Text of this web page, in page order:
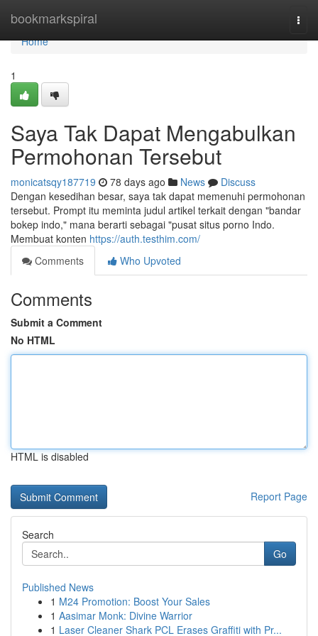
bookmarkspiral
Home
Home
1
Saya Tak Dapat Mengabulkan
Permohonan Tersebut
monicatsqy187719 78 days ago News
Discuss
Dengan kesedihan besar, saya tak dapat memenuhi permohonan
tersebut. Prompt itu meminta judul artikel terkait dengan "bandar
bokep indo," mana berarti sebagai "pusat situs porno Indo.
Membuat konten https://auth.testhim.com/
Comments
Who Upvoted
Comments
Submit a Comment
No HTML
HTML is disabled
Report Page
Search
Go
Published News
1 M24 Promotion: Boost Your Sales
1 Aasimar Monk: Divine Warrior
1 Laser Cleaner Shark PCL Erases Graffiti with Pr...